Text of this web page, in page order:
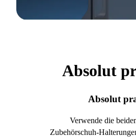
Absolut
Absolut
Verwende die
Zubehörschuh-